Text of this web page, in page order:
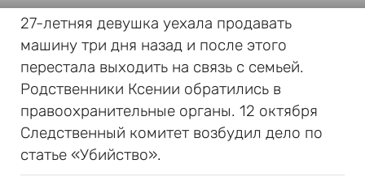
27-летняя девушка уехала продавать
машину три дня назад и после этого
перестала выходить на связь с семьей.
Родственники Ксении обратились в
правоохранительные органы. 12 октября
Следственный комитет возбудил дело по
статье «Убийство».